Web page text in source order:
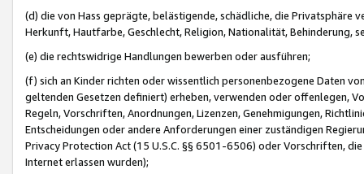
(d) die von Hass geprägte, belästigende, schädliche, die Privatsphäre
Herkunft, Hautfarbe, Geschlecht, Religion, Nationalität, Behinderung,
(e) die rechtswidrige Handlungen bewerben oder ausführen;
(f) sich an Kinder richten oder wissentlich personenbezogene Daten
geltenden Gesetzen definiert) erheben, verwenden oder offenlegen,
Regeln, Vorschriften, Anordnungen, Lizenzen, Genehmigungen,
Entscheidungen oder andere Anforderungen einer zuständigen
Privacy Protection Act (15 U.S.C. §§ 6501-6506) oder Vorschriften,
Internet erlassen wurden);